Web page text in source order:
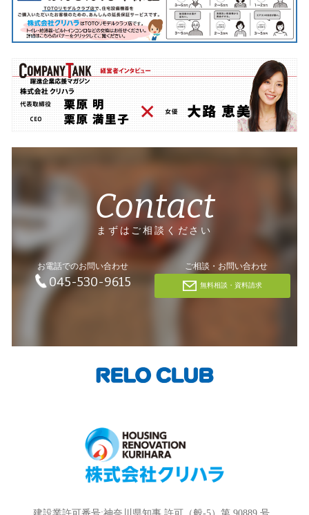
Contact
まずはご相談ください
お電話でのお問い合わせ
045-530-9615
ご相談・お問い合わせ
無料相談・資料請求